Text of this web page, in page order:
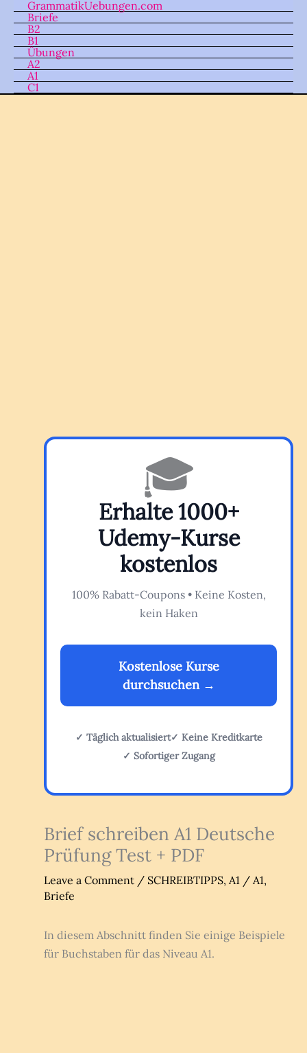
Skip
content
GrammatikUebungen.com
Briefe
B2
B1
Übungen
A2
A1
C1
🎓
Erhalte 1000+
Udemy-Kurse
kostenlos
100% Rabatt-Coupons • Keine Kosten,
kein Haken
Kostenlose Kurse
durchsuchen →
✓ Täglich aktualisiert✓ Keine Kreditkarte
✓ Sofortiger Zugang
Brief schreiben A1 Deutsche
Prüfung Test + PDF
Leave a Comment / SCHREIBTIPPS, A1 / A1,
Briefe
In diesem Abschnitt finden Sie einige Beispiele
für Buchstaben für das Niveau A1.